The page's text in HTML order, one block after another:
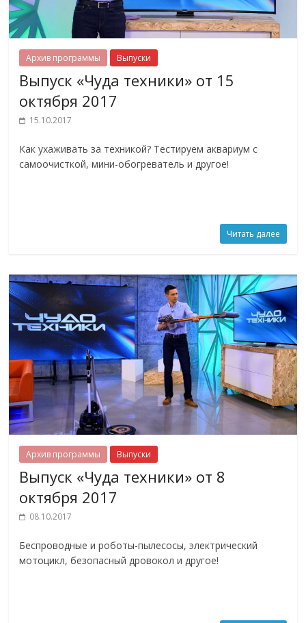
Архив программы Выпуски
Выпуск «Чуда техники» от 15
октября 2017
15.10.2017
Как ухаживать за техникой? Тестируем аквариум с
самоочисткой, мини-обогреватель и другое!
Читать далее
Архив программы Выпуски
Выпуск «Чуда техники» от 8
октября 2017
08.10.2017
Беспроводные и роботы-пылесосы, электрический
мотоцикл, безопасный дровокол и другое!